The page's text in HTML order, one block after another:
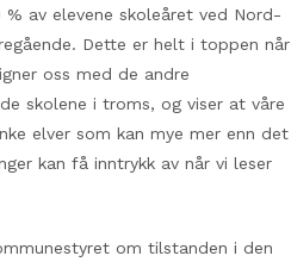
% av elevene skoleåret ved Nord-
Dette er helt i toppen når
oss med de andre
skolene i troms, og viser at våre
elver som kan mye mer enn det
kan få inntrykk av når vi leser
om tilstanden i den